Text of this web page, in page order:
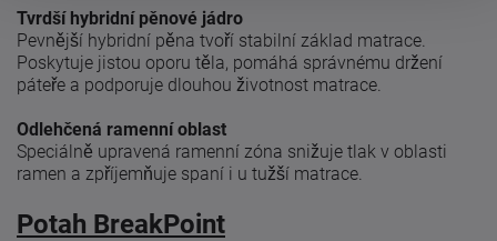
Tvrdší hybridní pěnové jádro
Pevnější hybridní pěna tvoří stabilní základ matrace.
Poskytuje jistou oporu těla, pomáhá správnému držení
páteře a podporuje dlouhou životnost matrace.
Odlehčená ramenní oblast
Speciálně upravená ramenní zóna snižuje tlak v oblasti
ramen a zpříjemňuje spaní i u tužší matrace.
Potah BreakPoint